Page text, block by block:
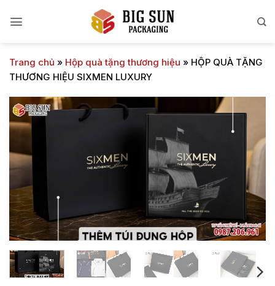
qua
Trang chủ » Hộp quà tặng thương hiệu » HỘP QUÀ TẶNG
THƯƠNG HIỆU SIXMEN LUXURY